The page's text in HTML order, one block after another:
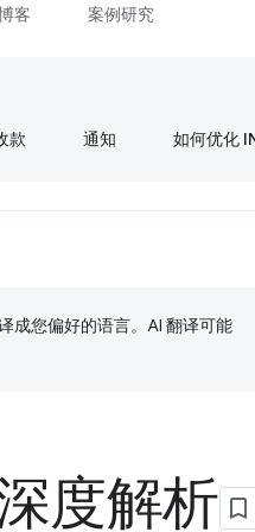
客 案例研究
款 通知 如何优化
成您偏好的语言。AI 翻译可能
度解析